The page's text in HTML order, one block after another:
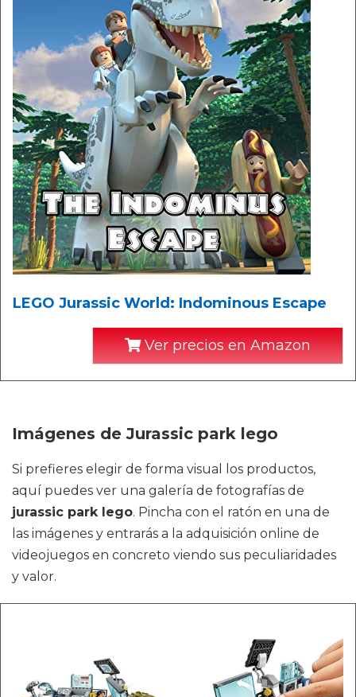
LEGO Jurassic World: Indominous Escape
Ver precios en Amazon
Imágenes de Jurassic park lego
Si prefieres elegir de forma visual los productos,
aquí puedes ver una galería de fotografías de
jurassic park lego. Pincha con el ratón en una de
las imágenes y entrarás a la adquisición online de
videojuegos en concreto viendo sus peculiaridades
y valor.